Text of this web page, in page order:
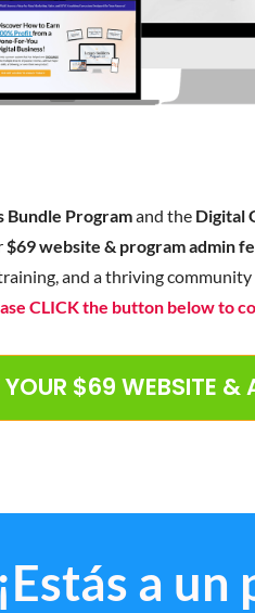
Bundle Programand the Digital
$69 website & program admin
and a thriving
CLICK the button below to
$69 WEBSITE &
a